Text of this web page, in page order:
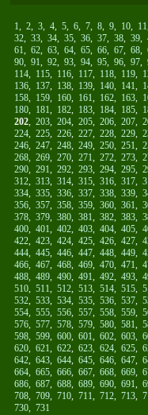
1, 2, 3, 4, 5, 6, 7, 8, 9, 10, 11
32, 33, 34, 35, 36, 37, 38, 39,
61, 62, 63, 64, 65, 66, 67, 68,
90, 91, 92, 93, 94, 95, 96, 97,
114, 115, 116, 117, 118, 119,
136, 137, 138, 139, 140, 141,
158, 159, 160, 161, 162, 163,
180, 181, 182, 183, 184, 185,
202, 203, 204, 205, 206, 207,
224, 225, 226, 227, 228, 229,
246, 247, 248, 249, 250, 251,
268, 269, 270, 271, 272, 273,
290, 291, 292, 293, 294, 295,
312, 313, 314, 315, 316, 317,
334, 335, 336, 337, 338, 339,
356, 357, 358, 359, 360, 361,
378, 379, 380, 381, 382, 383,
400, 401, 402, 403, 404, 405,
422, 423, 424, 425, 426, 427,
444, 445, 446, 447, 448, 449,
466, 467, 468, 469, 470, 471,
488, 489, 490, 491, 492, 493,
510, 511, 512, 513, 514, 515,
532, 533, 534, 535, 536, 537,
554, 555, 556, 557, 558, 559,
576, 577, 578, 579, 580, 581,
598, 599, 600, 601, 602, 603,
620, 621, 622, 623, 624, 625,
642, 643, 644, 645, 646, 647,
664, 665, 666, 667, 668, 669,
686, 687, 688, 689, 690, 691,
708, 709, 710, 711, 712, 713,
730, 731